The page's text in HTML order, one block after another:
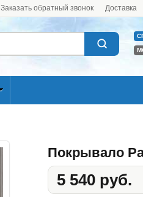
Заказать обратный звонок Доставка
Покрывало
5 540 руб.